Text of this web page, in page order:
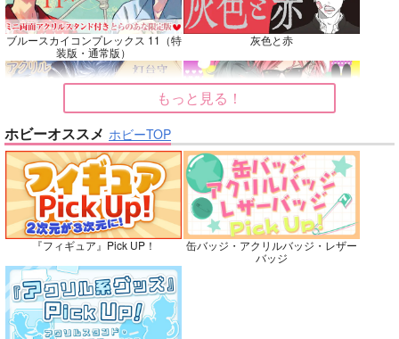
名も無きシャイニーア
ワー
ウエマリ
専売 446円（税込）
轟焦凍×緑谷出久
サンプル
カート
Beginning！
魚イチ場
770円 （税込）
その他
キョウヤ×カラスバ
サンプル
カート
Elements
韋譜律斗
専売 583 円（税込）
サンプル
カート
ブルースカイコンプレックス 11（特
装版・通常版）
灰色と赤
灯台守とかもめの子 3 ヤリチン☆ビッチ部 7
変態ストーカーに狙われてます 5
もっと見る！
ホビーオススメ ホビーTOP
『フィギュア』Pick UP！
缶バッジ・アクリルバッジ・レザー
バッジ